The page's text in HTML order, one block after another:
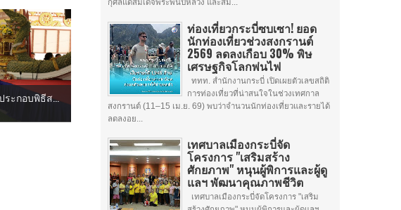
ะกอบพิธีส...
กุศลแด่สมเด็จพระพันปีหลวง และสม...
ท่องเที่ยวกระบี่ซบเซา! ยอด
นักท่องเที่ยวช่วงสงกรานต์
2569 ลดลงเกือบ 30% พิษ
เศรษฐกิจโลกพ่นไฟ
ททท. สำนักงานกระบี่ เปิดเผยตัวเลขสถิติ
การท่องเที่ยวที่น่าสนใจในช่วงเทศกาล
สงกรานต์ (11–15 เม.ย. 69) พบว่าจำนวนนักท่องเที่ยวและรายได้
ลดลงอย...
เทศบาลเมืองกระบี่จัด
โครงการ "เสริมสร้าง
ศักยภาพ" หนุนผู้พิการและผู้ดู
แลฯ พัฒนาคุณภาพชีวิต
เทศบาลเมืองกระบี่จัดโครงการ "เสริม